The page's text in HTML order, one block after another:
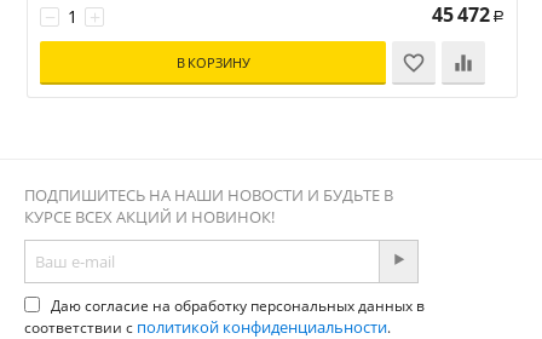
+
− 45 472 Р
В КОРЗИНУ
ПОДПИШИТЕСЬ НА НАШИ НОВОСТИ И БУДЬТЕ В
КУРСЕ ВСЕХ АКЦИЙ И НОВИНОК!
Даю согласие на обработку персональных данных в
соответствии с политикой конфиденциальности.